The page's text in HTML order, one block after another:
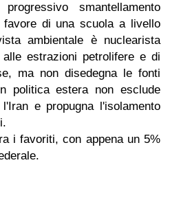
smantellamento
favore di una scuola a livello
ambientale è nuclearista
estrazioni petrolifere e di
ma non disedegna le fonti
politica estera non esclude
e propugna l'isolamento
i favoriti, con appena un 5%